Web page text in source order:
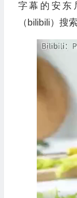
字幕的安东
（bilibili）搜